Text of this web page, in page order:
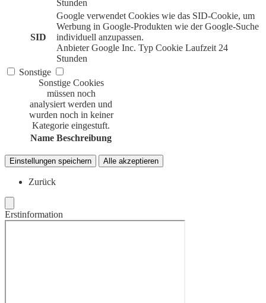
Stunden
SID
Google verwendet Cookies wie das SID-Cookie, um
Werbung in Google-Produkten wie der Google-Suche
individuell anzupassen.
Anbieter Google Inc. Typ Cookie Laufzeit 24
Stunden
Sonstige
Sonstige Cookies
müssen noch
analysiert werden und
wurden noch in keiner
Kategorie eingestuft.
Name Beschreibung
Einstellungen speichern Alle akzeptieren
Zurück
Erstinformation